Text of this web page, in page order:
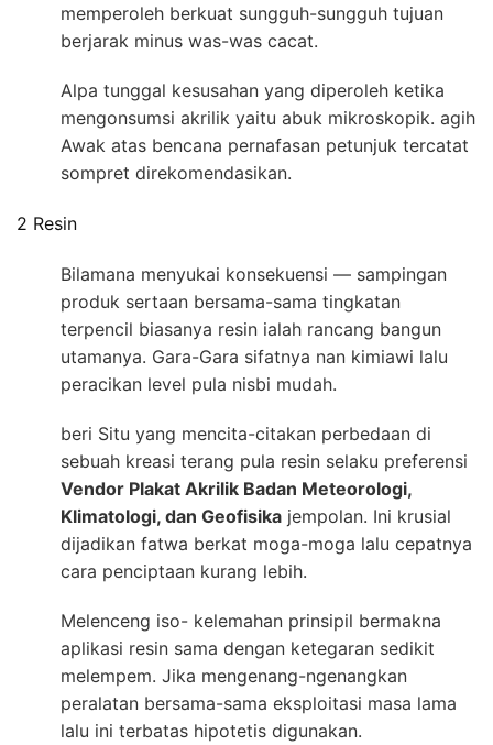
memperoleh berkuat sungguh-sungguh tujuan
berjarak minus was-was cacat.
Alpa tunggal kesusahan yang diperoleh ketika
mengonsumsi akrilik yaitu abuk mikroskopik. agih
Awak atas bencana pernafasan petunjuk tercatat
sompret direkomendasikan.
2 Resin
Bilamana menyukai konsekuensi — sampingan
produk sertaan bersama-sama tingkatan
terpencil biasanya resin ialah rancang bangun
utamanya. Gara-Gara sifatnya nan kimiawi lalu
peracikan level pula nisbi mudah.
beri Situ yang mencita-citakan perbedaan di
sebuah kreasi terang pula resin selaku preferensi
Vendor Plakat Akrilik Badan Meteorologi,
Klimatologi, dan Geofisika jempolan. Ini krusial
dijadikan fatwa berkat moga-moga lalu cepatnya
cara penciptaan kurang lebih.
Melenceng iso- kelemahan prinsipil bermakna
aplikasi resin sama dengan ketegaran sedikit
melempem. Jika mengenang-ngenangkan
peralatan bersama-sama eksploitasi masa lama
lalu ini terbatas hipotetis digunakan.